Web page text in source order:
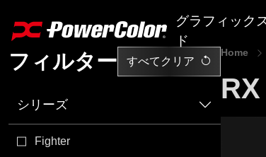
グラフィック
ド
AI PRO
RX 9000
フィルター すべてクリア
シリーズ
Fighter
Home